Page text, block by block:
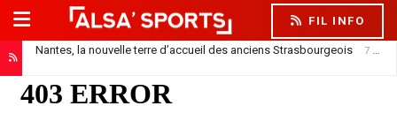
FIL INFO
Nantes, la nouvelle terre d’accueil des anciens Strasbourgeois
Officiel : Saïdou Sow prêté au FC Nantes 7 août 2026